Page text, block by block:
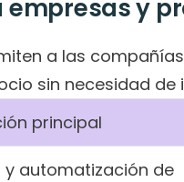
empresas y
a las
sin necesidad
principal
y automatización de